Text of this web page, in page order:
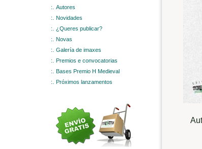
:.
Autores
:.
Novidades
:.
¿Queres publicar?
:.
Novas
:.
Galería de imaxes
:.
Premios e convocatorias
:.
Bases Premio H Medieval
:.
Próximos lanzamentos